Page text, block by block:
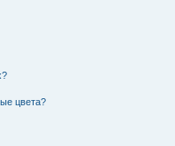
цвета?